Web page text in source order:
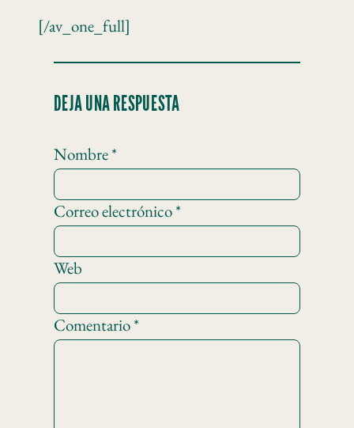
[/av_one_full]
DEJA UNA RESPUESTA
Comentario*
Nombre*
Correo electrónico*
Web